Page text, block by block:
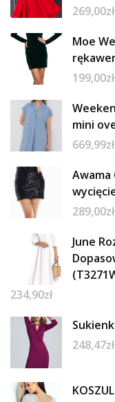
269,00zł
Moe
199,00zł
mini
669,99zł
Awama
289,00zł
June
234,90zł
248,47zł